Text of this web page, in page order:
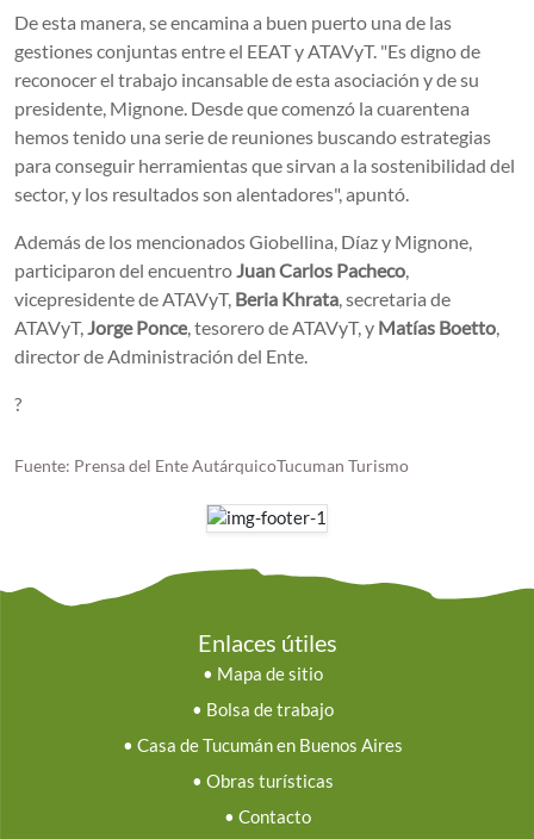
De esta manera, se encamina a buen puerto una de las
gestiones conjuntas entre el EEAT y ATAVyT. "Es digno de
reconocer el trabajo incansable de esta asociación y de su
presidente, Mignone. Desde que comenzó la cuarentena
hemos tenido una serie de reuniones buscando estrategias
para conseguir herramientas que sirvan a la sostenibilidad del
sector, y los resultados son alentadores", apuntó.
Además de los mencionados Giobellina, Díaz y Mignone,
participaron del encuentro Juan Carlos Pacheco
vicepresidente de ATAVyT, Beria Khrata , secretaria de
ATAVyT, Jorge Ponce , tesorero de ATAVyT, y Matías Boetto
director de Administración del Ente.
?
Fuente: Prensa del Ente AutárquicoTucuman Turismo
Enlaces útiles
• Mapa de sitio
• Bolsa de trabajo
• Casa de Tucumán en Buenos Aires
• Obras turísticas
• Contacto